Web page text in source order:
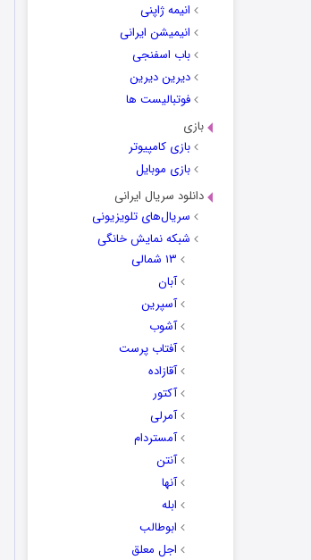
انیمه ژاپنی
انیمیشن ایرانی
باب اسفنجی
دیرین دیرین
فوتبالیست ها
بازی
بازی کامپیوتر
بازی موبایل
دانلود سریال ایرانی
سریال‌های تلویزیونی
شبکه نمایش خانگی
۱۳ شمالی
آبان
آسپرین
آشوب
آفتاب پرست
آقازاده
آکتور
آمرلی
آمستردام
آنتن
آنها
ابله
ابوطالب
اجل معلق